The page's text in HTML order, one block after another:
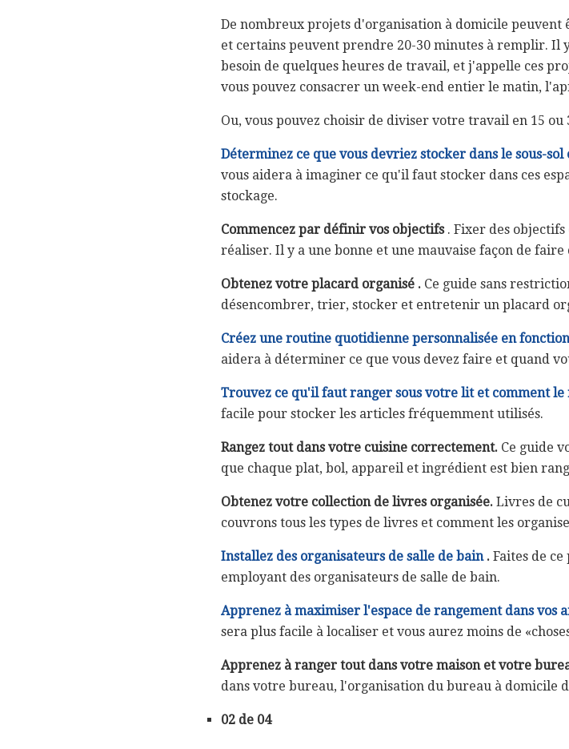
De nombreux projets d'organisation à domicile peuvent
et certains peuvent prendre 20-30 minutes à remplir. Il
besoin de quelques heures de travail, et j'appelle ces
vous pouvez consacrer un week-end entier le matin,
Ou, vous pouvez choisir de diviser votre travail en 15
Déterminez ce que vous devriez stocker dans le sous-
vous aidera à imaginer ce qu'il faut stocker dans ces
stockage.
Commencez par définir vos objectifs. Fixer des
réaliser. Il y a une bonne et une mauvaise façon de faire
Obtenez votre placard organisé . Ce guide sans
désencombrer, trier, stocker et entretenir un placard
Créez une routine quotidienne personnalisée en
aidera à déterminer ce que vous devez faire et quand
Trouvez ce qu'il faut ranger sous votre lit et comment le
facile pour stocker les articles fréquemment utilisés.
Rangez tout dans votre cuisine correctement. Ce guide
que chaque plat, bol, appareil et ingrédient est bien
Obtenez votre collection de livres organisée. Livres de
couvrons tous les types de livres et comment les
Installez des organisateurs de salle de bain . Faites de
employant des organisateurs de salle de bain.
Apprenez à maximiser l'espace de rangement dans vos
sera plus facile à localiser et vous aurez moins de
Apprenez à ranger tout dans votre maison et votre
dans votre bureau, l'organisation du bureau à domicile
02 de 04